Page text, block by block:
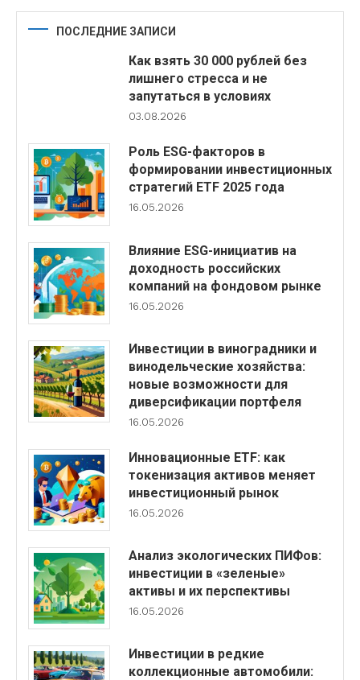
ПОСЛЕДНИЕ ЗАПИСИ
Как взять 30 000 рублей без
лишнего стресса и не
запутаться в условиях
03.08.2026
Роль ESG-факторов в
формировании инвестиционных
стратегий ETF 2025 года
16.05.2026
Влияние ESG-инициатив на
доходность российских
компаний на фондовом рынке
16.05.2026
Инвестиции в виноградники и
винодельческие хозяйства:
новые возможности для
диверсификации портфеля
16.05.2026
Инновационные ETF: как
токенизация активов меняет
инвестиционный рынок
16.05.2026
Анализ экологических ПИФов:
инвестиции в «зеленые»
активы и их перспективы
16.05.2026
Инвестиции в редкие
коллекционные автомобили: